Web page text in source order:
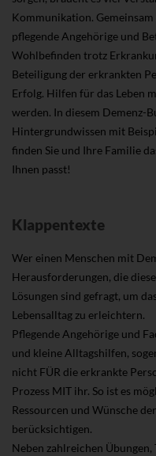
Kommunikation. Gemeinsam
pflegende Angehörige und
Wohlbefinden trotz
Beteiligung der erkrankten
Erfolg. Hilfen für das Leben
werden. In diesem Demenz-
Hintergrundwissen mit
finden Sie und Ihre Familie
Ihnen passt!
Klappentexte
Wer einen Menschen mit
Herausforderungen, die
Lösungen sind gefragt, um
Lebensalltag zu erleichtern.
Pflegende Angehörige und
und kleine Alltagshilfen,
nicht FÜR die erkrankte
Prozess MIT ihr. So ist es
Ressourcen und Wünsche
berücksichtigen.
Neben zahlreichen